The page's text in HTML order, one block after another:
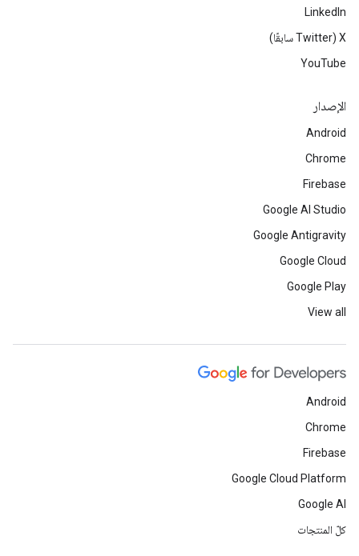
LinkedIn
‫X ‏(Twitter سابقًا)
YouTube
الإصدار
Android
Chrome
Firebase
Google AI Studio
Google Antigravity
Google Cloud
Google Play
View all
Android
Chrome
Firebase
Google Cloud Platform
Google AI
كلّ المنتجات